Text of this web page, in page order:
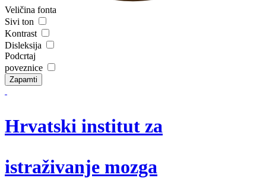
Veličina fonta
Sivi ton
Kontrast
Disleksija
Podcrtaj
poveznice
Zapamti
Hrvatski institut za
istraživanje mozga